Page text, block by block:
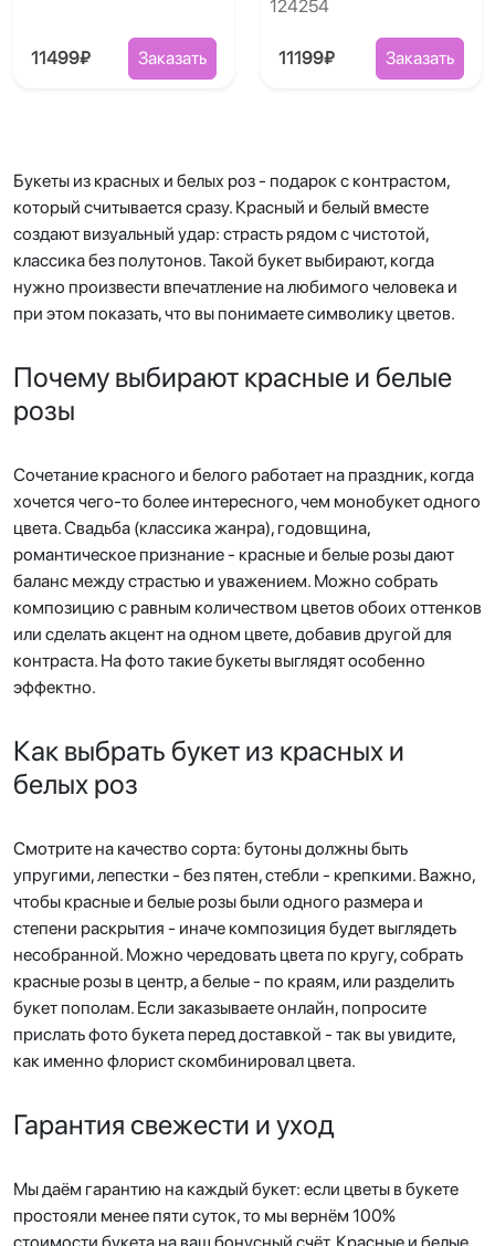
11499₽ Заказать
124254
11199₽ Заказать
Букеты из красных и белых роз - подарок с контрастом,
который считывается сразу. Красный и белый вместе
создают визуальный удар: страсть рядом с чистотой,
классика без полутонов. Такой букет выбирают, когда
нужно произвести впечатление на любимого человека и
при этом показать, что вы понимаете символику цветов.
Почему выбирают красные и белые
розы
Сочетание красного и белого работает на праздник, когда
хочется чего-то более интересного, чем монобукет одного
цвета. Свадьба (классика жанра), годовщина,
романтическое признание - красные и белые розы дают
баланс между страстью и уважением. Можно собрать
композицию с равным количеством цветов обоих оттенков
или сделать акцент на одном цвете, добавив другой для
контраста. На фото такие букеты выглядят особенно
эффектно.
Как выбрать букет из красных и
белых роз
Смотрите на качество сорта: бутоны должны быть
упругими, лепестки - без пятен, стебли - крепкими. Важно,
чтобы красные и белые розы были одного размера и
степени раскрытия - иначе композиция будет выглядеть
несобранной. Можно чередовать цвета по кругу, собрать
красные розы в центр, а белые - по краям, или разделить
букет пополам. Если заказываете онлайн, попросите
прислать фото букета перед доставкой - так вы увидите,
как именно флорист скомбинировал цвета.
Гарантия свежести и уход
Мы даём гарантию на каждый букет: если цветы в букете
простояли менее пяти суток, то мы вернём 100%